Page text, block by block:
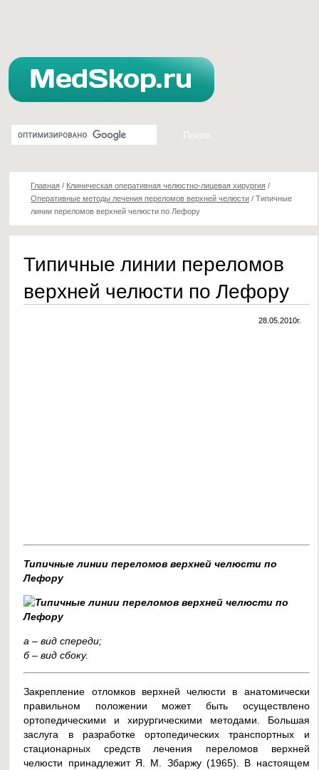
Главная / Клиническая оперативная челюстно-лицевая хирургия /
Оперативные методы лечения переломов верхней челюсти /Типичные
линии переломов верхней челюсти по Лефору
Типичные линии переломов
верхней челюсти по Лефору
28.05.2010г.
Типичные линии переломов верхней челюсти по
Лефору
а – вид спереди;
б – вид сбоку.
Закрепление отломков верхней челюсти в анатомически
правильном положении может быть осуществлено
ортопедическими и хирургическими методами. Большая
заслуга в разработке ортопедических транспортных и
стационарных средств лечения переломов верхней
челюсти принадлежит Я. М. Збаржу (1965). В настоящем